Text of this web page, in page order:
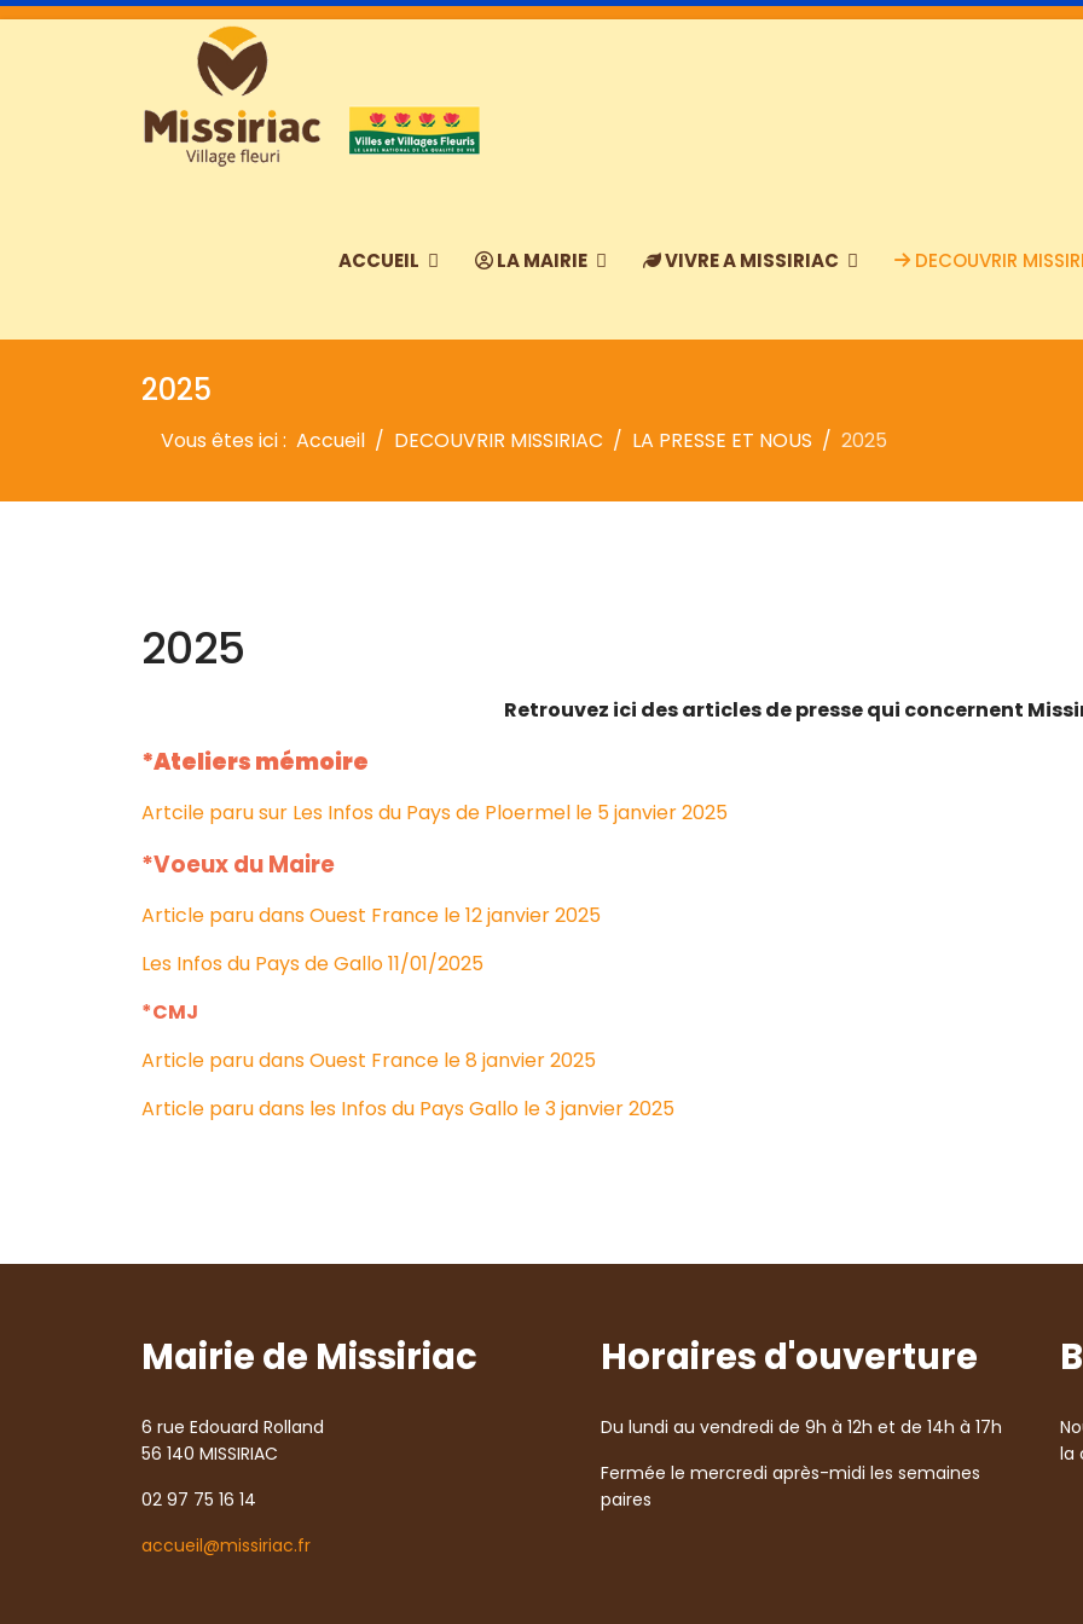
ACCUEIL LA MAIRIE VIVRE A MISSIRIAC DECOUVRIR
2025
Vous êtes ici : Accueil DECOUVRIR MISSIRIAC LA PRESSE ET NOUS 2025
2025
Retrouvez ici des articles de presse qui concernent
*Ateliers mémoire
Artcile paru sur Les Infos du Pays de Ploermel le 5 janvier 2025
*Voeux du Maire
Article paru dans Ouest France le 12 janvier 2025
Les Infos du Pays de Gallo 11/01/2025
*CMJ
Article paru dans Ouest France le 8 janvier 2025
Article paru dans les Infos du Pays Gallo le 3 janvier 2025
Mairie de Missiriac
6 rue Edouard Rolland
56 140 MISSIRIAC
02 97 75 16 14
accueil@missiriac.fr
Horaires d'ouverture
Du lundi au vendredi de 9h à 12h et de 14h à 17h
Fermée le mercredi après-midi les semaines
paires
la